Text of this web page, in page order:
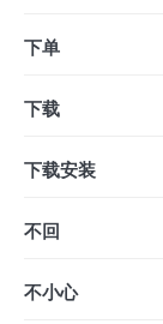
下单
下载
下载安装
不回
不小心